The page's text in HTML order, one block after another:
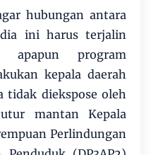
hubungan antara
ini harus terjalin
apapun program
kepala daerah
diekspose oleh
mantan Kepala
Perlindungan